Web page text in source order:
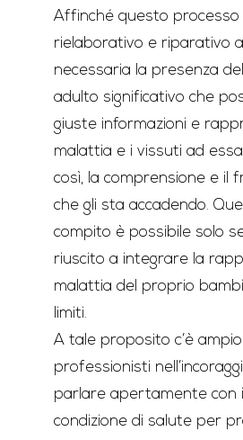
Affinché questo
rielaborativo e riparativo
necessaria la presenza
adulto significativo che
giuste informazioni e
malattia e i vissuti ad
così, la comprensione e il
che gli sta accadendo.
compito è possibile solo
riuscito a integrare la
malattia del proprio
limiti.
A tale proposito c’è
professionisti
parlare apertamente con
condizione di salute per